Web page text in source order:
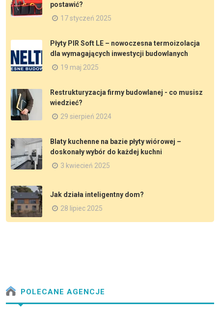
postawić?
17 styczeń 2025
Płyty PIR Soft LE – nowoczesna termoizolacja
dla wymagających inwestycji budowlanych
19 maj 2025
Restrukturyzacja firmy budowlanej - co musisz
wiedzieć?
29 sierpień 2024
Blaty kuchenne na bazie płyty wiórowej –
doskonały wybór do każdej kuchni
3 kwiecień 2025
Jak działa inteligentny dom?
28 lipiec 2025
POLECANE AGENCJE